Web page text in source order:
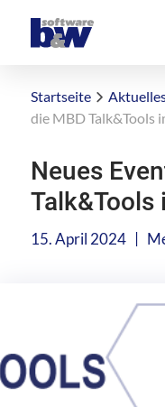
Startseite
die MBD Talk&Tools
Neues
Talk&Tools
15. April 2024 |